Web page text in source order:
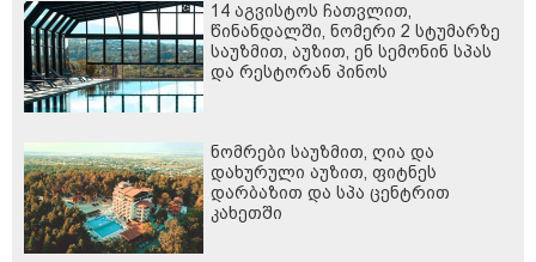
14 აგვისტოს ჩათვლით,
წინანდალში, ნომერი 2 სტუმარზე
საუზმით, აუზით, ენ სემონინ სპას
და რესტორან პინოს
ნომრები საუზმით, ღია და
დახურული აუზით, ფიტნეს
დარბაზით და სპა ცენტრით
კახეთში